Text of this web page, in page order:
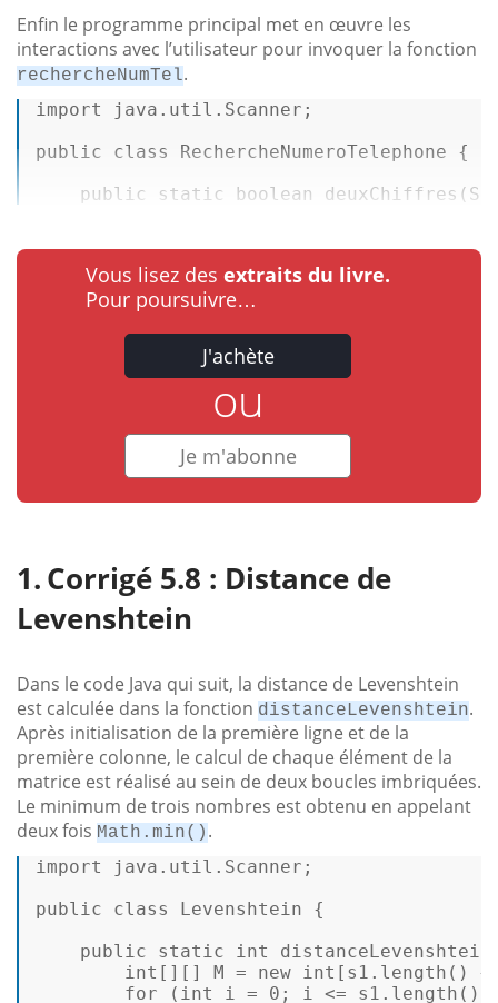
Enfin le programme principal met en œuvre les
interactions avec l’utilisateur pour invoquer la fonction
rechercheNumTel.
import
java.util.Scanner;
public
class RechercheNumeroTelephone {
public
static boolean deuxChiffres
Vous lisez des extraits du livre.
Pour poursuivre…
J'achète
ou
Je m'abonne
Corrigé 5.8 : Distance de
Levenshtein
Dans le code Java qui suit, la distance de Levenshtein
est calculée dans la fonction distanceLevenshtein.
Après initialisation de la première ligne et de la
première colonne, le calcul de chaque élément de la
matrice est réalisé au sein de deux boucles imbriquées.
Le minimum de trois nombres est obtenu en appelant
deux fois Math.min() .
import
java.util.Scanner;
public
class Levenshtein {
public
static int distanceLevenshtein
int [][] M = new int [s1.length()
for ( int i = 0 ; i <=